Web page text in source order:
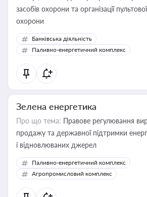
засобів охорони та організації
охорони
Банківська діяльність
Паливно-енергетичний комплекс
Зелена енергетика
Про що тема: Правове регулювання
продажу та державної підтримки
і відновлюваних джерел
Паливно-енергетичний комплекс
Агропромисловий комплекс